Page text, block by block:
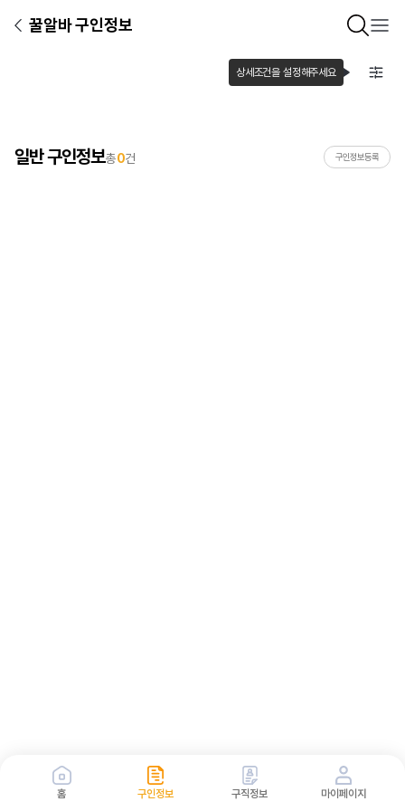
꿀알바 구인정보
상세조건을 설정해주세요
일반 구인정보총0건 구인정보등록
홈 구인정보 구직정보 마이페이지